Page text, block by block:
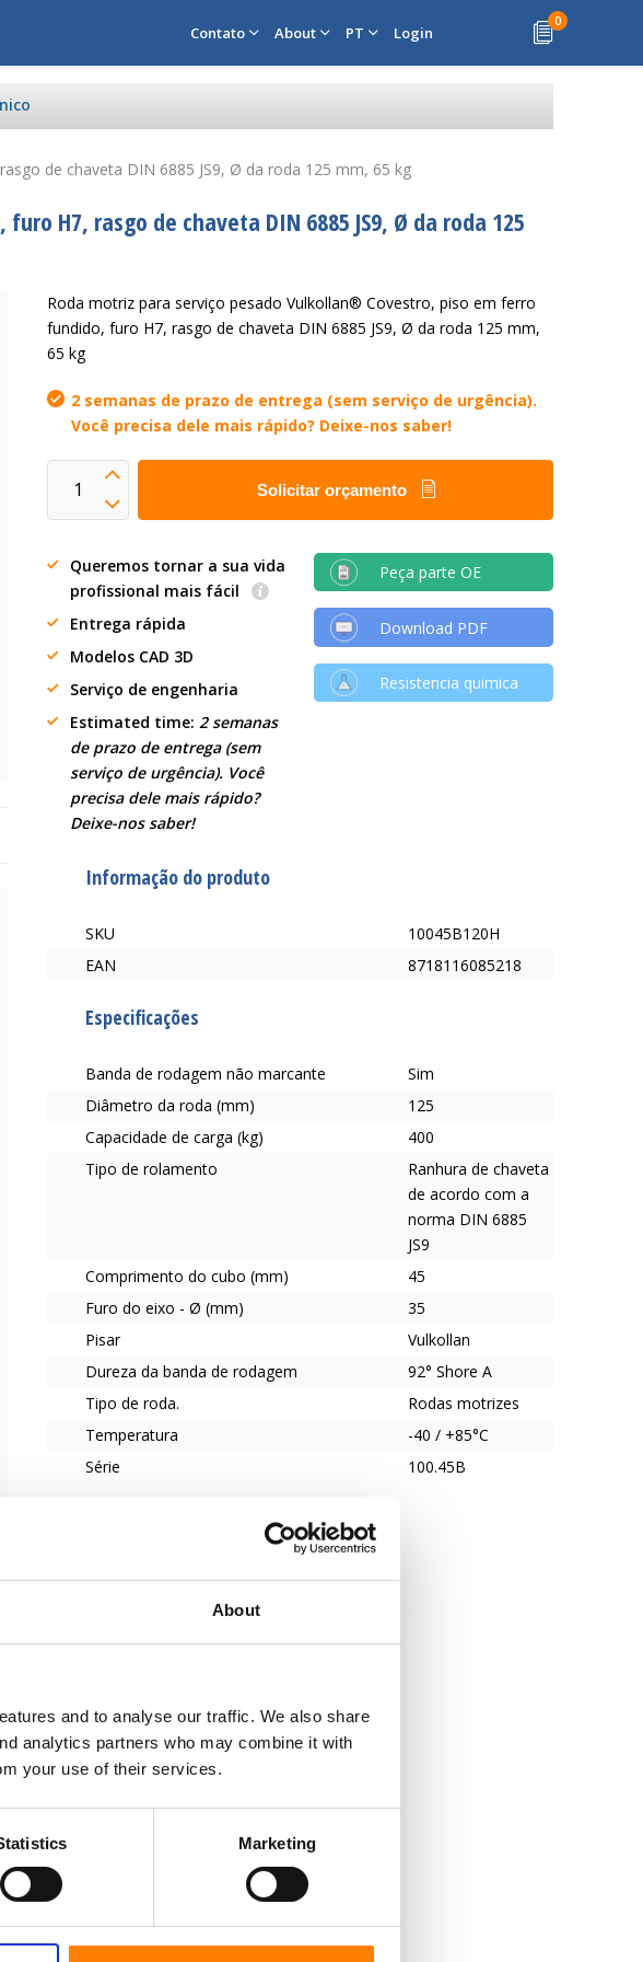
About
and to analyse our traffic. We also share
analytics partners who may combine it with
your use of their services.
Marketing
Contato About PT Login
0
de chaveta DIN 6885 JS9, Ø da roda 125 mm, 65 kg
H7, rasgo de chaveta DIN 6885 JS9, Ø da roda 125
Roda motriz para serviço pesado Vulkollan® Covestro, piso em ferro
fundido, furo H7, rasgo de chaveta DIN 6885 JS9, Ø da roda 125 mm,
65 kg
2 semanas de prazo de entrega (sem serviço de urgência).
Você precisa dele mais rápido? Deixe-nos saber!
Solicitar orçamento
Queremos tornar a sua vida
profissional mais fácil
Entrega rápida
Modelos CAD 3D
Serviço de engenharia
Estimated time:2 semanas
de prazo de entrega (sem
serviço de urgência). Você
precisa dele mais rápido?
Deixe-nos saber!
Peça parte OE
Download PDF
Resistencia quimica
Informação do produto
SKU
10045B120H
EAN
8718116085218
Especificações
Banda de rodagem não marcante
Sim
Diâmetro da roda (mm)
125
Capacidade de carga (kg)
400
Tipo de rolamento
Ranhura de chaveta
de acordo com a
norma DIN 6885
JS9
Comprimento do cubo (mm)
45
Furo do eixo - Ø (mm)
35
Pisar
Vulkollan
Dureza da banda de rodagem
92° Shore A
Tipo de roda.
Rodas motrizes
Temperatura
-40 / +85°C
Série
100.45B